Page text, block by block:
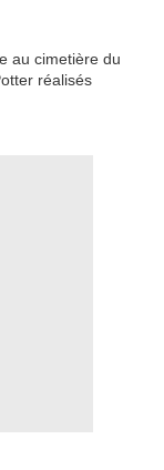
au cimetière du
réalisés